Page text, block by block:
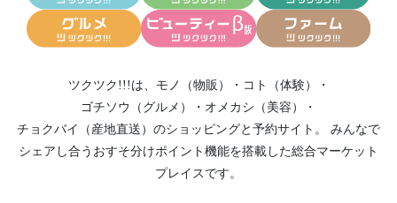
ツクツク!!!は、 モノ（物販） ・ コト（体験）
・
ゴチソウ（グルメ）
・ オメカシ（美容）
・
チョクバイ（産地直送） のショッピングと予約サイト。
みんなで
シェアし合う おすそ分けポイント機能を搭載した総合マーケット
プレイスです。